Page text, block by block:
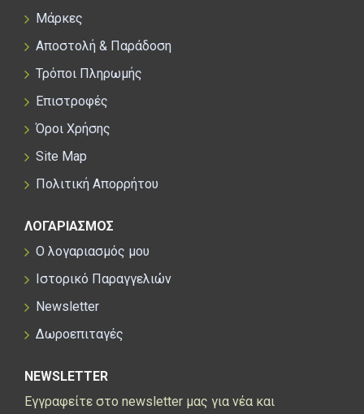
Μάρκες
Αποστολή & Παράδοση
Τρόποι Πληρωμής
Επιστροφές
Όροι Χρήσης
Site Map
Πολιτική Απορρήτου
ΛΟΓΑΡΙΑΣΜΟΣ
Ο λογαριασμός μου
Ιστορικό Παραγγελιών
Newsletter
Δωροεπιταγές
NEWSLETTER
Εγγραφείτε στο newsletter μας για νέα και